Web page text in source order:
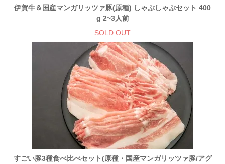
伊賀牛＆国産マンガリッツァ豚(原種) しゃぶしゃぶセット 400
g 2~3人前
SOLD OUT
すごい豚3種食べ比べセット(原種・国産マンガリッツァ豚/アグ